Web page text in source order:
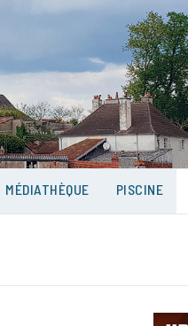
VILLE DE
SUR-SEINE
MÉDIATHÈQUE PISCINE